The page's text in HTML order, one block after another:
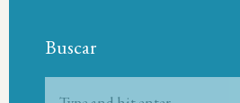
Buscar